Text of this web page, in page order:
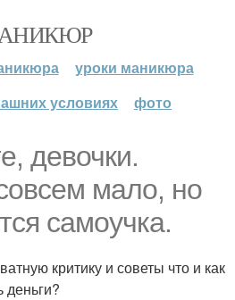
уроки маникюра
условиях
фото
девочки.
мало, но
самоучка.
критику и советы что и как
деньги?